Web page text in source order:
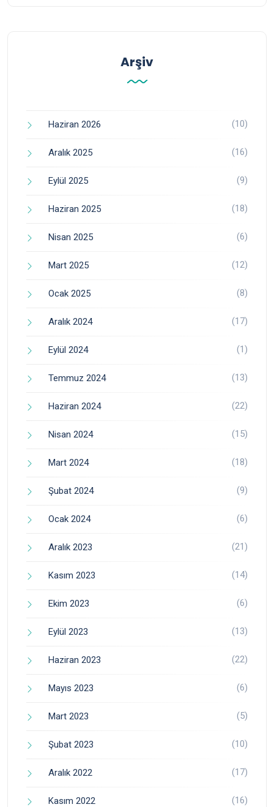
Arşiv
Haziran 2026 (10)
Aralık 2025 (16)
Eylül 2025 (9)
Haziran 2025 (18)
Nisan 2025 (6)
Mart 2025 (12)
Ocak 2025 (8)
Aralık 2024 (17)
Eylül 2024 (1)
Temmuz 2024 (13)
Haziran 2024 (22)
Nisan 2024 (15)
Mart 2024 (18)
Şubat 2024 (9)
Ocak 2024 (6)
Aralık 2023 (21)
Kasım 2023 (14)
Ekim 2023 (6)
Eylül 2023 (13)
Haziran 2023 (22)
Mayıs 2023 (6)
Mart 2023 (5)
Şubat 2023 (10)
Aralık 2022 (17)
Kasım 2022 (16)